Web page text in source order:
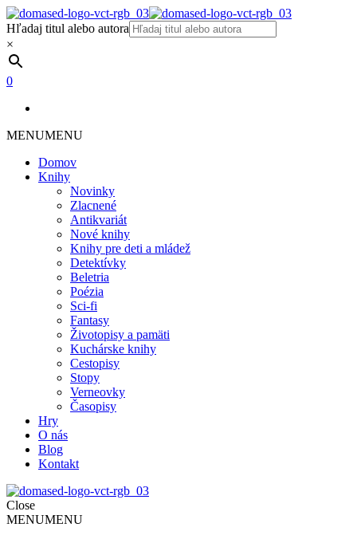
Hľadaj titul alebo autora
×
0
MENUMENU
Domov
Knihy
Novinky
Zlacnené
Antikvariát
Nové knihy
Knihy pre deti a mládež
Detektívky
Beletria
Poézia
Sci-fi
Fantasy
Životopisy a pamäti
Kuchárske knihy
Cestopisy
Stopy
Verneovky
Časopisy
Hry
O nás
Blog
Kontakt
Close
MENUMENU